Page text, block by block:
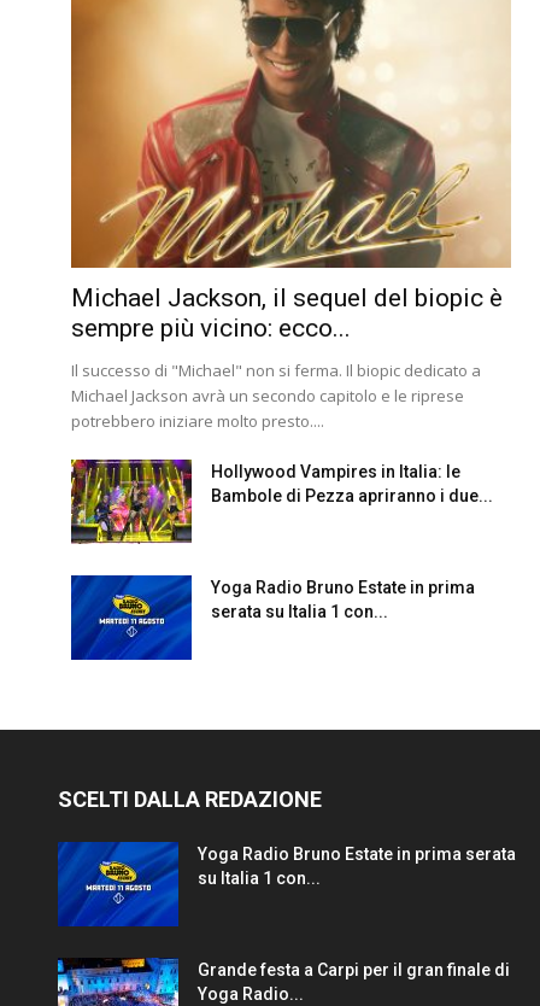
Michael Jackson, il sequel del biopic è
sempre più vicino: ecco...
Il successo di "Michael" non si ferma. Il biopic dedicato a
Michael Jackson avrà un secondo capitolo e le riprese
potrebbero iniziare molto presto....
Hollywood Vampires in Italia: le
Bambole di Pezza apriranno i due...
Yoga Radio Bruno Estate in prima
serata su Italia 1 con...
SCELTI DALLA REDAZIONE
Yoga Radio Bruno Estate in prima serata
su Italia 1 con...
Grande festa a Carpi per il gran finale di
Yoga Radio...